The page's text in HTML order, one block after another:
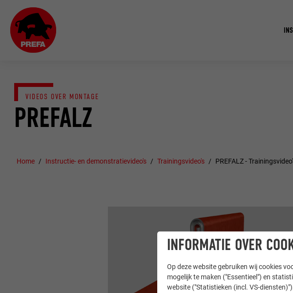
PREFALZ
VIDEOS OVER MONTAGE
Home Instructie- en demonstratievideo's Trainingsvideo's PREFALZ -
INFORMATIE OVER
Op deze website gebruiken wij cookies
mogelijk te maken ("Essentieel") en
website ("Statistieken (incl. VS-